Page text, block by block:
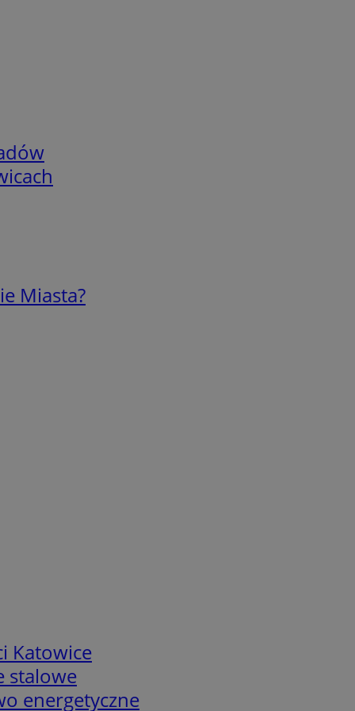
Miasta?
Katowice
stalowe
energetyczne